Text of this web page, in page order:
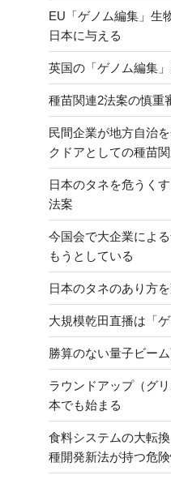
EU「ゲノム編集」生
日本に与える
英国の「ゲノム編集
種苗関連2法案の慎重
民間企業が地方自治
クドアとしての種苗
日本のタネを危うく
法案
今国会で大企業によ
もうとしている
日本のタネのあり方
大規模乾田直播は「
勝算のない量子ビー
ラウンドアップ（グ
本でも始まる
食料システムの大転
種開発新法が持つ危